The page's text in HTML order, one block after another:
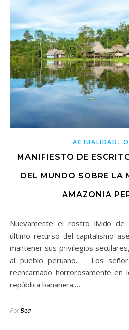
ACTUALIDAD,
MANIFIESTO DE
DEL MUNDO SOBRE LA
AMAZONIA
Nuevamente el rostro lívido de la Bestia, el fascismo,
último recurso del capitalismo
mantener sus privilegios
al pueblo peruano. Los
reencarnado horrorosamente en
república bananera:…
PorBea